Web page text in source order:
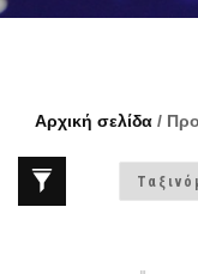
Αρχική σελίδα/